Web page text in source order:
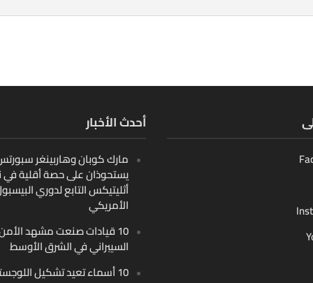
أحدث الأخبار
مارك كوبان وهاربينغر سبورتس
يستحوذان على حصة أقلية في
أثليتيكس التابع لدوري
الأمريكي
10 قيادات صنعت مشهد
السيبراني في الشرق الأوسط
10 أسماء تعيد تشكيل